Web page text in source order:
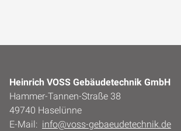
Heinrich VOSS Gebäudetechnik GmbH
Hammer-Tannen-Straße 38
49740 Haselünne
E-Mail: info@voss-gebaeudetechnik.de